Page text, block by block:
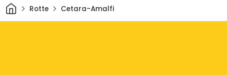
CasaRotte Cetara-Amalfi